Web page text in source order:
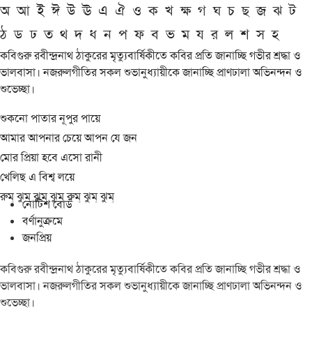
অ আ ই ঈ উ ঊ এ ঐ ও ক খ ক্ষ গ ঘ চ ছ জ ঝ ট
ঠ ড ঢ ত থ দ ধ ন প ফ ব ভ ম য র ল শ স হ
কবিগুরু রবীন্দ্রনাথ ঠাকুরের মৃত্যুবার্ষিকীতে কবির প্রতি জানাচ্ছি গভীর শ্রদ্ধা ও
ভালবাসা। নজরুলগীতির সকল শুভানুধ্যায়ীকে জানাচ্ছি প্রাণঢালা অভিনন্দন ও
শুভেচ্ছা।
শুকনো পাতার নূপুর পায়ে
আমার আপনার চেয়ে আপন যে জন
মোর প্রিয়া হবে এসো রানী
খেলিছ এ বিশ্ব লয়ে
রুম্ ঝুম্ ঝুম্ ঝুম্ রুম্ ঝুম্ ঝুম্
নোটিশ বোর্ড
বর্ণানুক্রমে
জনপ্রিয়
কবিগুরু রবীন্দ্রনাথ ঠাকুরের মৃত্যুবার্ষিকীতে কবির প্রতি জানাচ্ছি গভীর শ্রদ্ধা ও
ভালবাসা। নজরুলগীতির সকল শুভানুধ্যায়ীকে জানাচ্ছি প্রাণঢালা অভিনন্দন ও
শুভেচ্ছা।